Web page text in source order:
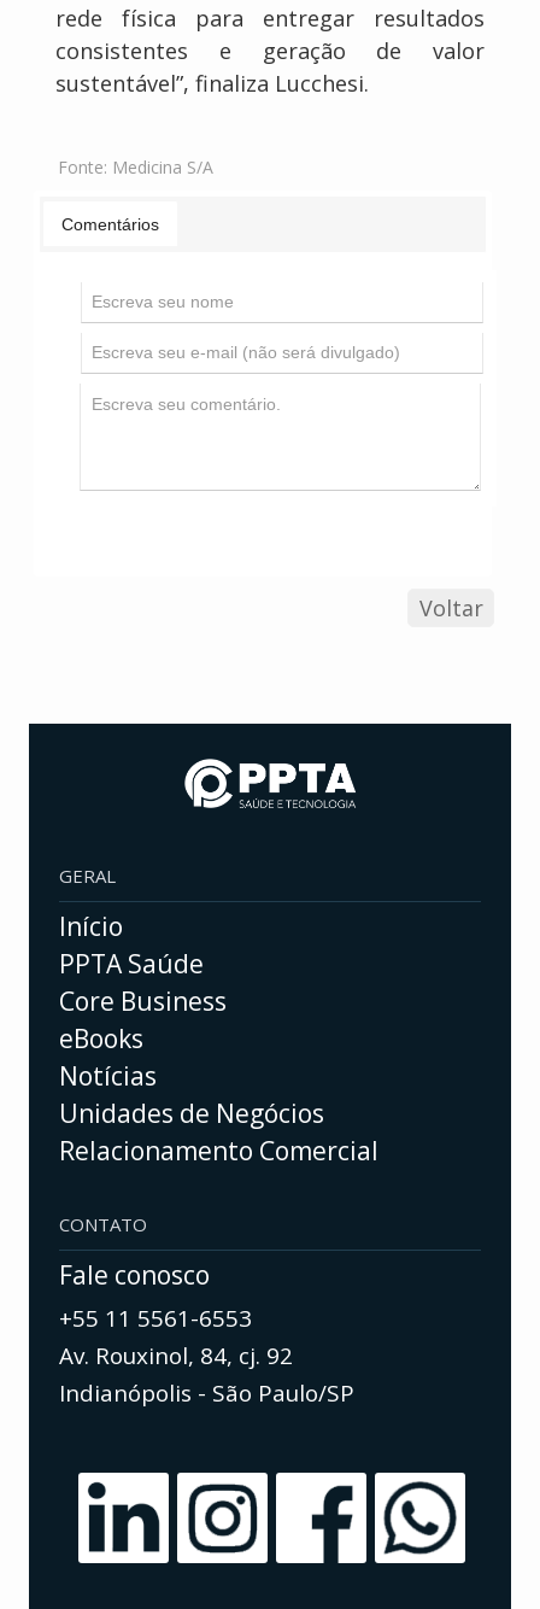
rede física para entregar resultados
consistentes e geração de valor
sustentável”, finaliza Lucchesi.
Fonte: Medicina S/A
Comentários
Voltar
GERAL
Início
PPTA Saúde
Core Business
eBooks
Notícias
Unidades de Negócios
Relacionamento Comercial
CONTATO
Fale conosco
+55 11 5561-6553
Av. Rouxinol, 84, cj. 92
Indianópolis - São Paulo/SP